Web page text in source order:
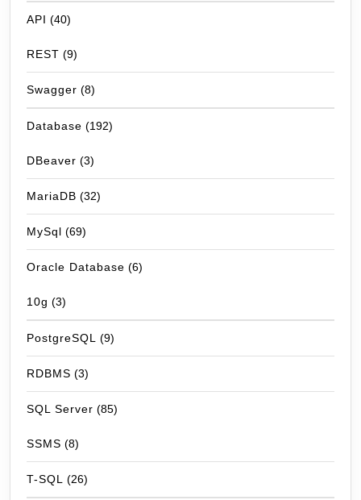
API (40)
REST (9)
Swagger (8)
Database (192)
DBeaver (3)
MariaDB (32)
MySql (69)
Oracle Database (6)
10g (3)
PostgreSQL (9)
RDBMS (3)
SQL Server (85)
SSMS (8)
T-SQL (26)